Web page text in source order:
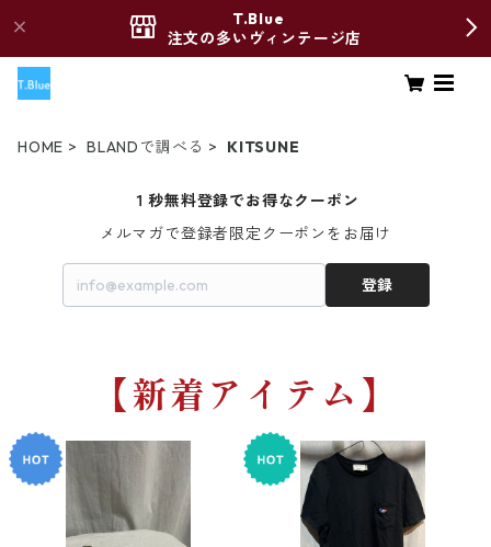
T.Blue
注文の多いヴィンテージ店
HOME BLANDで調べる KITSUNE
１秒無料登録でお得なクーポン
メルマガで登録者限定クーポンをお届け
登録
【新着アイテム】